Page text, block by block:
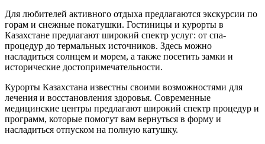
Для любителей активного отдыха предлагаются экскурсии по
горам и снежные покатушки. Гостиницы и курорты в
Казахстане предлагают широкий спектр услуг: от спа-
процедур до термальных источников. Здесь можно
насладиться солнцем и морем, а также посетить замки и
исторические достопримечательности.
Курорты Казахстана известны своими возможностями для
лечения и восстановления здоровья. Современные
медицинские центры предлагают широкий спектр процедур и
программ, которые помогут вам вернуться в форму и
насладиться отпуском на полную катушку.